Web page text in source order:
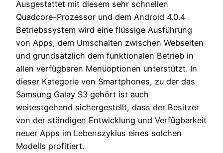
Ausgestattet mit diesem sehr schnellen
Quadcore-Prozessor und dem Android 4.0.4
Betriebssystem wird eine flüssige Ausführung
von Apps, dem Umschalten zwischen Webseiten
und grundsätzlich dem funktionalen Betrieb in
allen verfügbaren Menüoptionen unterstützt. In
dieser Kategorie von Smartphones, zu der das
Samsung Galay S3 gehört ist auch
weitestgehend sichergestellt, dass der Besitzer
von der ständigen Entwicklung und Verfügbarkeit
neuer Apps im Lebenszyklus eines solchen
Modells profitiert.